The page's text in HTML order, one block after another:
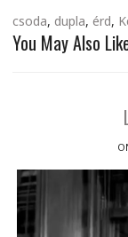
csoda, dupla, érd,
You May Also